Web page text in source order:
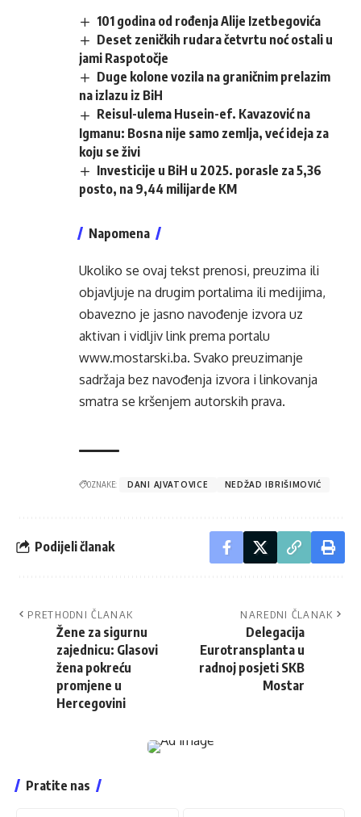
101 godina od rođenja Alije Izetbegovića
Deset zeničkih rudara četvrtu noć ostali u
jami Raspotočje
Duge kolone vozila na graničnim prelazim
na izlazu iz BiH
Reisul-ulema Husein-ef. Kavazović na
Igmanu: Bosna nije samo zemlja, već ideja za
koju se živi
Investicije u BiH u 2025. porasle za 5,36
posto, na 9,44 milijarde KM
Napomena
Ukoliko se ovaj tekst prenosi, preuzima ili
objavljuje na drugim portalima ili medijima,
obavezno je jasno navođenje izvora uz
aktivan i vidljiv link prema portalu
www.mostarski.ba. Svako preuzimanje
sadržaja bez navođenja izvora i linkovanja
smatra se kršenjem autorskih prava.
OZNAKE: DANI AJVATOVICE NEDŽAD IBRIŠIMOVIĆ
Podijeli članak
PRETHODNI ČLANAK
Žene za sigurnu
zajednicu: Glasovi
žena pokreću
promjene u
Hercegovini
NAREDNI ČLANAK
Delegacija
Eurotransplanta u
radnoj posjeti SKB
Mostar
Pratite nas